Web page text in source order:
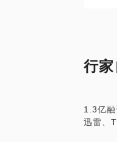
具
2.
3.
段
30
行
1.3亿
迅雷、